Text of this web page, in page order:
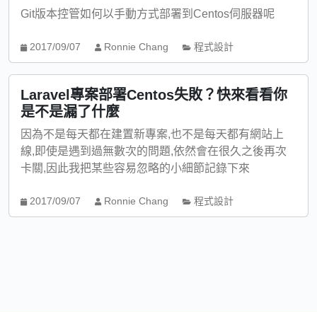
Git版本控管如何以手動方式部署到Centos伺服器呢
2017/09/07 Ronnie Chang 程式設計
Laravel專案部署Centos失敗？快來看看你
是不是漏了什麼
因為不是每天都在建置新專案,也不是每天都有網站上
線,即使是遇到過無數次的問題,依然會在很久之後再次
卡關,因此我把某些容易忽略的小細節記錄下來
2017/09/07 Ronnie Chang 程式設計